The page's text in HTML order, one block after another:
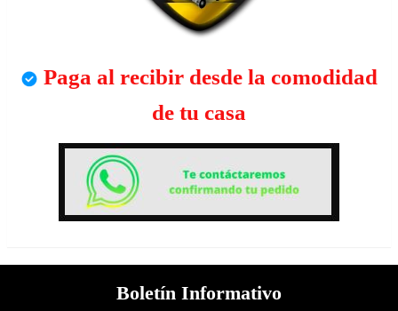
Paga al recibir desde la comodidad
de tu casa
Boletín Informativo